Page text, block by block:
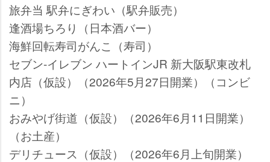
旅弁当 駅弁にぎわい（駅弁販売）
逢酒場ちろり（日本酒バー）
海鮮回転寿司がんこ（寿司）
セブン-イレブン ハートインJR 新大阪駅東改札
内店（仮設）（2026年5月27日開業）（コンビ
ニ）
おみやげ街道（仮設）（2026年6月11日開業）
（お土産）
デリチュース（仮設）（2026年6月上旬開業）